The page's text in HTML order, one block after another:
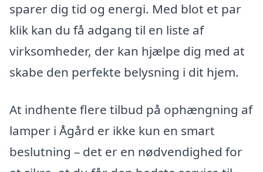
sparer dig tid og energi. Med blot et par
klik kan du få adgang til en liste af
virksomheder, der kan hjælpe dig med at
skabe den perfekte belysning i dit hjem.
At indhente flere tilbud på ophængning af
lamper i Ågård er ikke kun en smart
beslutning – det er en nødvendighed for